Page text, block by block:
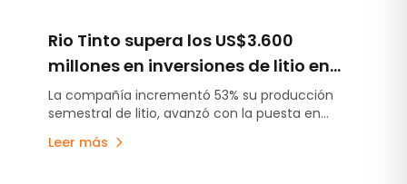
Rio Tinto supera los US$3.600
millones en inversiones de litio en
Argentina y acelera la puesta en
marcha de sus proyectos
La compañía incrementó 53% su producción
semestral de litio, avanzó con la puesta en
marcha de Fénix 1B y Sal de Vida antes de lo
previsto y continúa escalando Rincón, el primer
Leer más